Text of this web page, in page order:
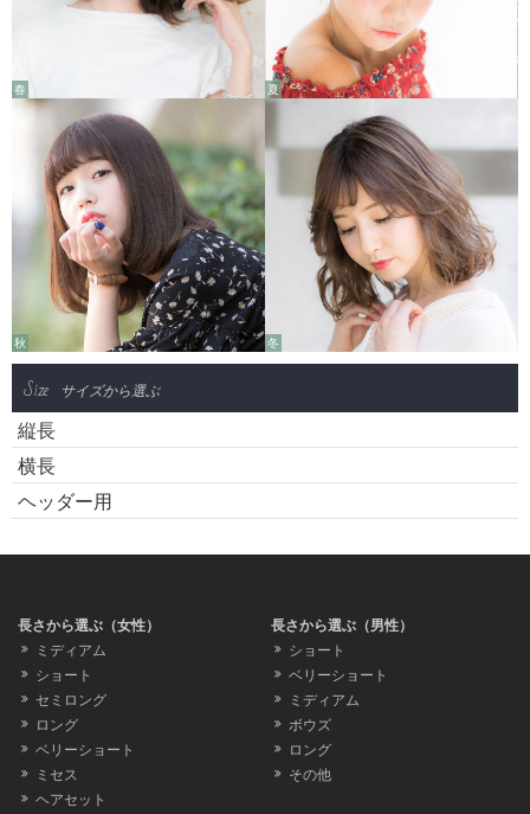
春 夏
秋 冬
Size サイズから選ぶ
縦長
横長
ヘッダー用
長さから選ぶ（女性）
ミディアム
ショート
セミロング
ロング
ベリーショート
ミセス
ヘアセット
長さから選ぶ（男性）
ショート
ベリーショート
ミディアム
ボウズ
ロング
その他